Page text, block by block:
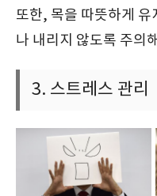
또한, 목을 따뜻하게 유
나 내리지 않도록 주의
3. 스트레스 관리